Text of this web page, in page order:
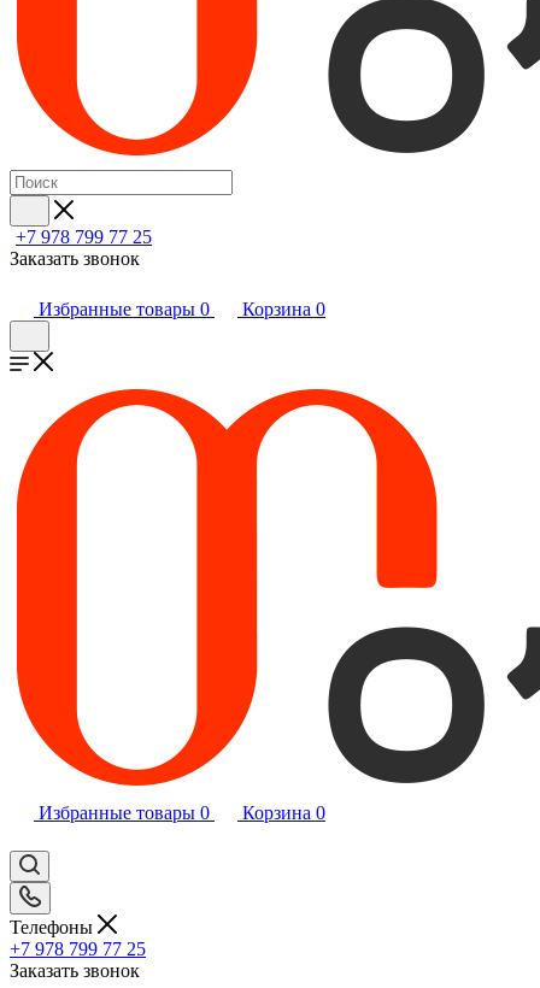
+7 978 799 77 25
Заказать звонок
Избранные товары 0 Корзина 0
Избранные товары 0 Корзина 0
Телефоны
+7 978 799 77 25
Заказать звонок